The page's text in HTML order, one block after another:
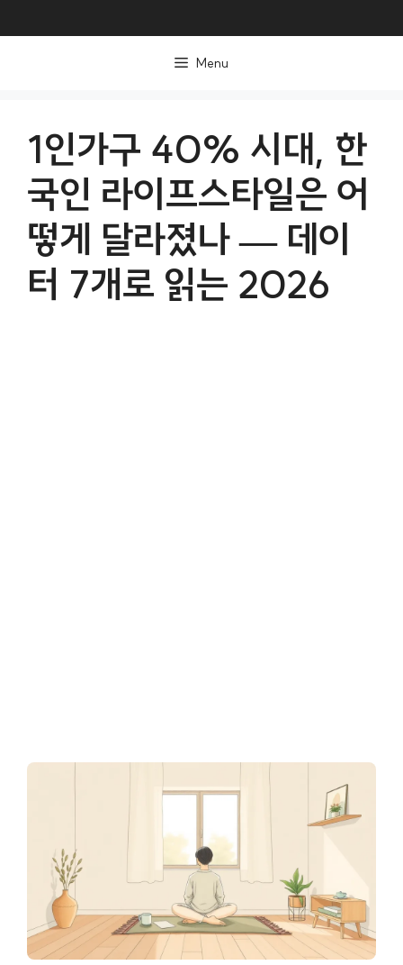
Menu
1인가구 40% 시대, 한
국인 라이프스타일은 어
떻게 달라졌나 — 데이
터 7개로 읽는 2026